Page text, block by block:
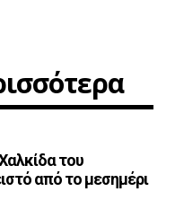
του
από το μεσημέρι